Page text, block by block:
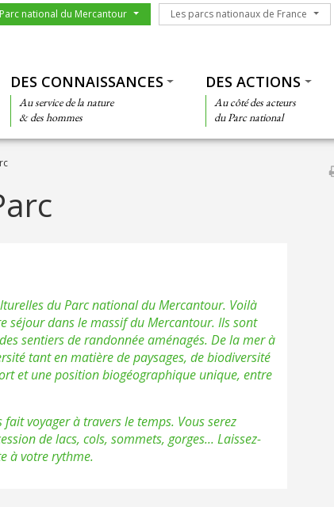
du parc
national du Mercantour Les parcs nationaux de France
Les parcs nationaux de France
DES CONNAISSANCES
Au service de la nature
& des hommes
DES ACTIONS
Au côté des acteurs
du Parc national
du Parc national du Mercantour. Voilà
séjour dans le massif du Mercantour. Ils sont
sentiers de randonnée aménagés. De la mer à
tant en matière de paysages, de biodiversité
et une position biogéographique unique, entre
voyager à travers le temps. Vous serez
de lacs, cols, sommets, gorges... Laissez-
à votre rythme.